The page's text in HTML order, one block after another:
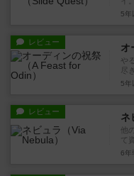
5年
レビュー オ
や
尽
5年
レビュー ネ
他
て
6年